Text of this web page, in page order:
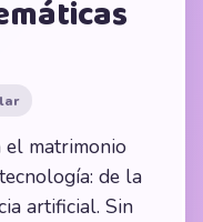
matrimonio
de la
artificial. Sin